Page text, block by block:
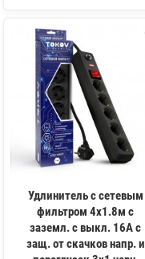
Удлинитель с сетевым
фильтром 4х1.8м с
заземл. с выкл. 16А с
защ. от скачков напр. и